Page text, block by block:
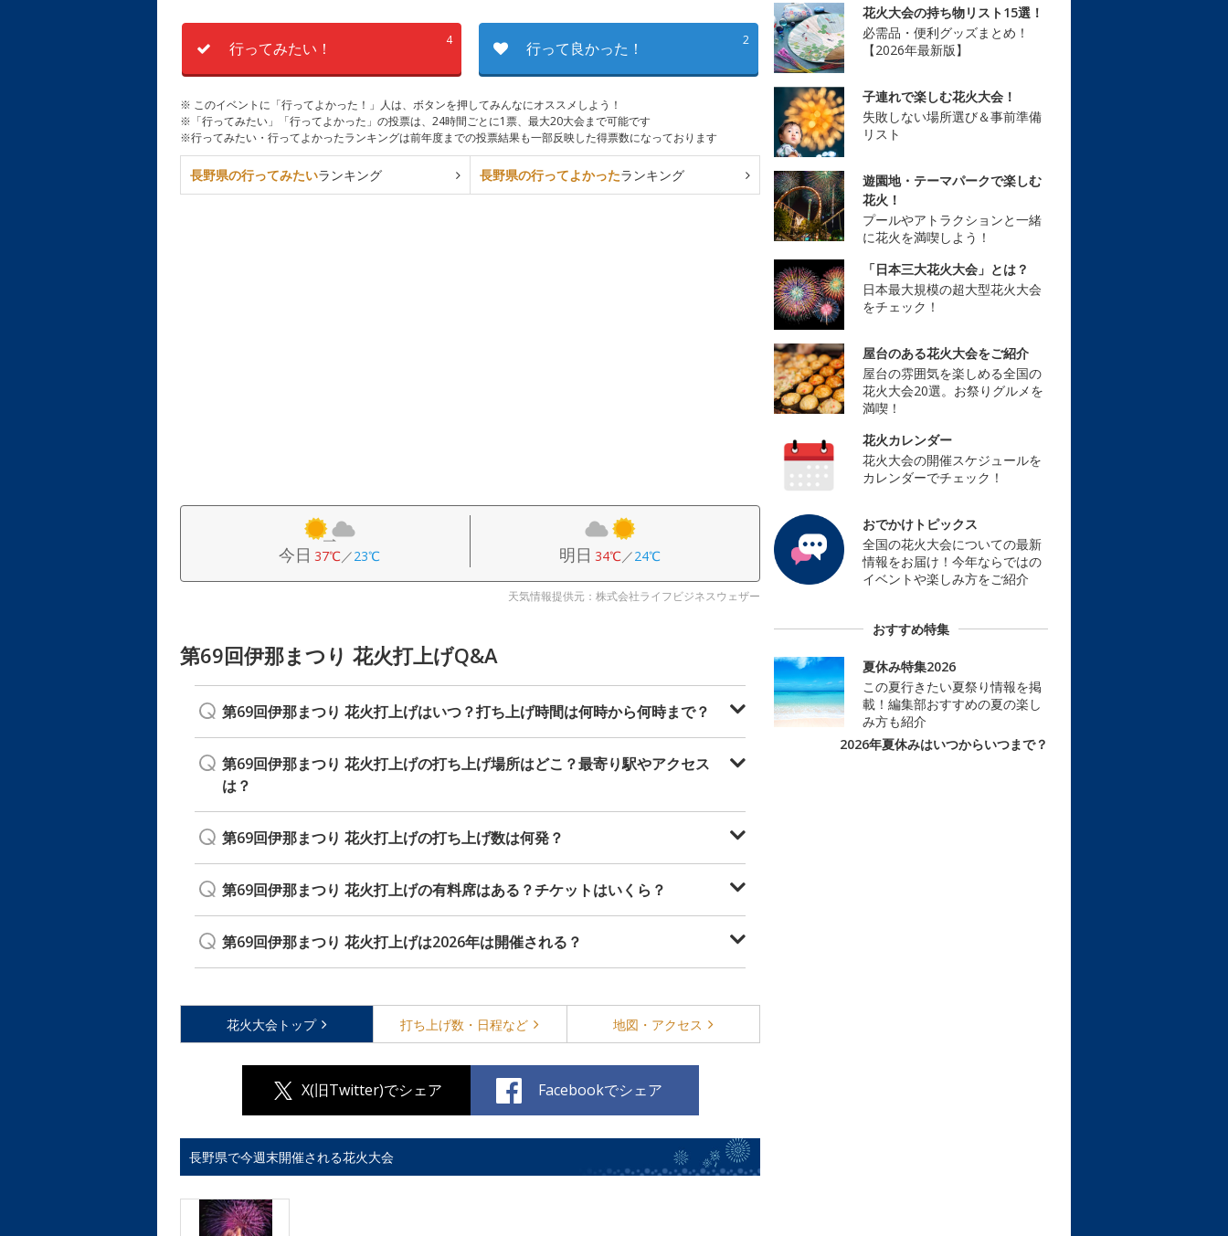
4
行ってみたい！ 2
行って良かった！
※ このイベントに「行ってよかった！」人は、ボタンを押してみんなにオススメしよう！
※「行ってみたい」「行ってよかった」の投票は、24時間ごとに1票、最大20大会まで可能です
※行ってみたい・行ってよかったランキングは前年度までの投票結果も一部反映した得票数になっております
長野県の行ってみたいランキング 長野県の行ってよかったランキング
今日 37℃／23℃ 明日 34℃／24℃
天気情報提供元：株式会社ライフビジネスウェザー
第69回伊那まつり 花火打上げQ&A
第69回伊那まつり 花火打上げはいつ？打ち上げ時間は何時から何時まで？
第69回伊那まつり 花火打上げの打ち上げ場所はどこ？最寄り駅やアクセス
は？
第69回伊那まつり 花火打上げの打ち上げ数は何発？
第69回伊那まつり 花火打上げの有料席はある？チケットはいくら？
第69回伊那まつり 花火打上げは2026年は開催される？
花火大会 トップ 打ち上げ数・ 日程など 地図・ アクセス
X(旧Twitter)でシェア Facebookでシェア
長野県で今週末開催される花火大会
花火大会の持ち物リスト15選！
必需品・便利グッズまとめ！
【2026年最新版】
子連れで楽しむ花火大会！
失敗しない場所選び＆事前準備
リスト
遊園地・テーマパークで楽しむ
花火！
プールやアトラクションと一緒
に花火を満喫しよう！
「日本三大花火大会」とは？
日本最大規模の超大型花火大会
をチェック！
屋台のある花火大会をご紹介
屋台の雰囲気を楽しめる全国の
花火大会20選。お祭りグルメを
満喫！
花火カレンダー
花火大会の開催スケジュールを
カレンダーでチェック！
おでかけトピックス
全国の花火大会についての最新
情報をお届け！今年ならではの
イベントや楽しみ方をご紹介
おすすめ特集
夏休み特集2026
この夏行きたい夏祭り情報を掲
載！編集部おすすめの夏の楽し
み方も紹介
2026年夏休みはいつからいつまで？